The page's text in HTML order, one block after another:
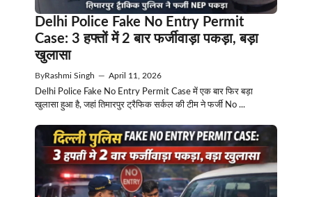
Delhi Police Fake No Entry Permit
Case: 3 हफ्तों में 2 बार फर्जीवाड़ा पकड़ा, बड़ा
खुलासा
ByRashmi Singh — April 11, 2026
Delhi Police Fake No Entry Permit Case में एक बार फिर बड़ा
खुलासा हुआ है, जहां तिमारपुर ट्रैफिक सर्कल की टीम ने फर्जी No ...